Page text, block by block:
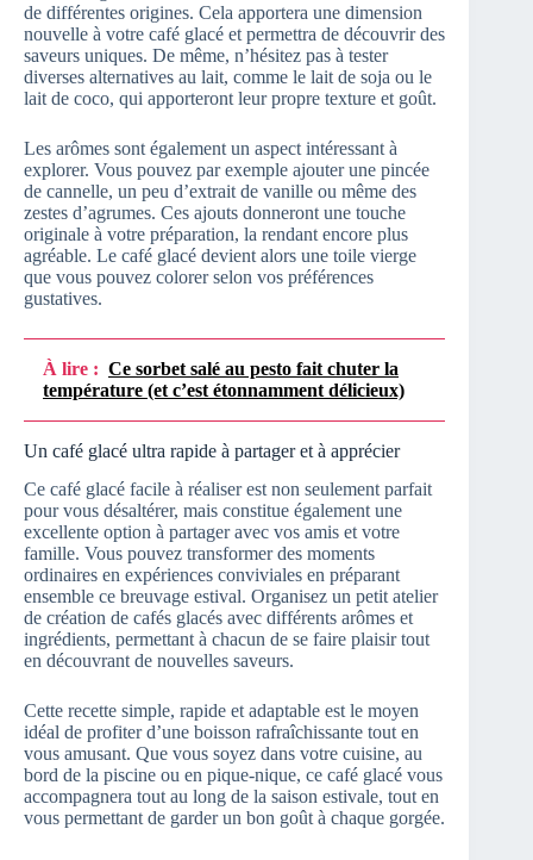
de différentes origines. Cela apportera une dimension
nouvelle à votre café glacé et permettra de découvrir des
saveurs uniques. De même, n’hésitez pas à tester
diverses alternatives au lait, comme le lait de soja ou le
lait de coco, qui apporteront leur propre texture et goût.
Les arômes sont également un aspect intéressant à
explorer. Vous pouvez par exemple ajouter une pincée
de cannelle, un peu d’extrait de vanille ou même des
zestes d’agrumes. Ces ajouts donneront une touche
originale à votre préparation, la rendant encore plus
agréable. Le café glacé devient alors une toile vierge
que vous pouvez colorer selon vos préférences
gustatives.
À lire : Ce sorbet salé au pesto fait chuter la
température (et c’est étonnamment délicieux)
Un café glacé ultra rapide à partager et à apprécier
Ce café glacé facile à réaliser est non seulement parfait
pour vous désaltérer, mais constitue également une
excellente option à partager avec vos amis et votre
famille. Vous pouvez transformer des moments
ordinaires en expériences conviviales en préparant
ensemble ce breuvage estival. Organisez un petit atelier
de création de cafés glacés avec différents arômes et
ingrédients, permettant à chacun de se faire plaisir tout
en découvrant de nouvelles saveurs.
Cette recette simple, rapide et adaptable est le moyen
idéal de profiter d’une boisson rafraîchissante tout en
vous amusant. Que vous soyez dans votre cuisine, au
bord de la piscine ou en pique-nique, ce café glacé vous
accompagnera tout au long de la saison estivale, tout en
vous permettant de garder un bon goût à chaque gorgée.